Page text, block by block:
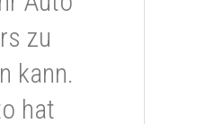
zu
kann.
hat